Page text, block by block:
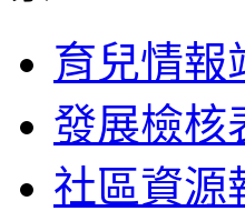
育兒情報
發展檢核
社區資源